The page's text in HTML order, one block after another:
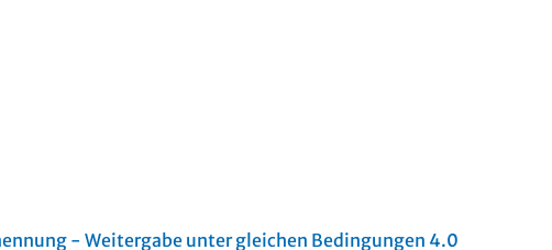
- Weitergabe unter gleichen Bedingungen 4.0